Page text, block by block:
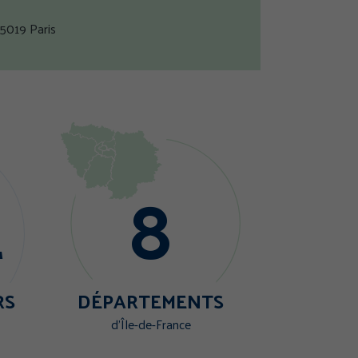
Paris
8
DÉPARTEMENTS
d'Île-de-France